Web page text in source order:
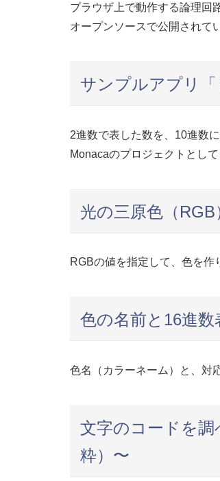
ブラウザ上で動作する論理回
オープンソースで公開されて
サンプルアプリ「
2進数で表した数を、10進数
Monacaのプロジェクトとし
光の三原色（RGB
RGBの値を指定して、色を作
色の名前と16進数
色名（カラーネーム）と、対
文字のコードを
粋）〜